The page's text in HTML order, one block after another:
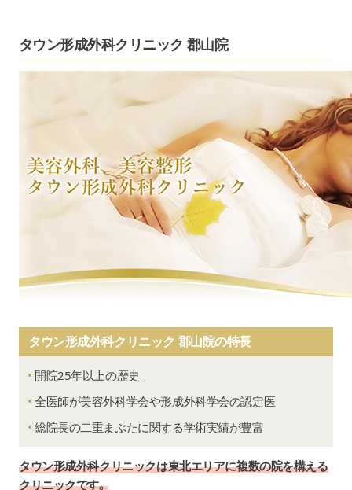
タウン形成外科クリニック 郡山院
タウン形成外科クリニック 郡山院の特長
開院25年以上の歴史
全医師が美容外科学会や形成外科学会の認定医
総院長の二重まぶたに関する学術実績が豊富
タウン形成外科クリニックは東北エリアに複数の院を構える
クリニックです。